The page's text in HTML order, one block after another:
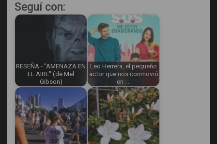
Seguí con:
RESEÑA - "AMENAZA EN
EL AIRE" (de Mel
Gibson)
Leo Herrera, el pequeño
actor que nos conmovió
en :…